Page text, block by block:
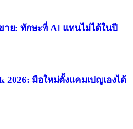
าย: ทักษะที่ AI แทนไม่ได้ในปี
2026: มือใหม่ตั้งแคมเปญเองได้